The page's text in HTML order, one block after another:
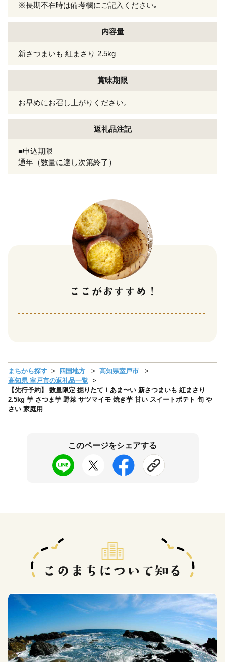
※長期不在時は備考欄にご記入ください｡
内容量
新さつまいも 紅まさり 2.5kg
賞味期限
お早めにお召し上がりください。
返礼品注記
■申込期限
通年（数量に達し次第終了）
まちから探す 四国地方
高知県室戸市
高知県 室戸市の返礼品一覧
【先行予約】 数量限定 掘りたて！あま〜い 新さつまいも 紅まさり
2.5kg 芋 さつま芋 野菜 サツマイモ 焼き芋 甘い スイートポテト 旬 や
さい 家庭用
このページをシェアする